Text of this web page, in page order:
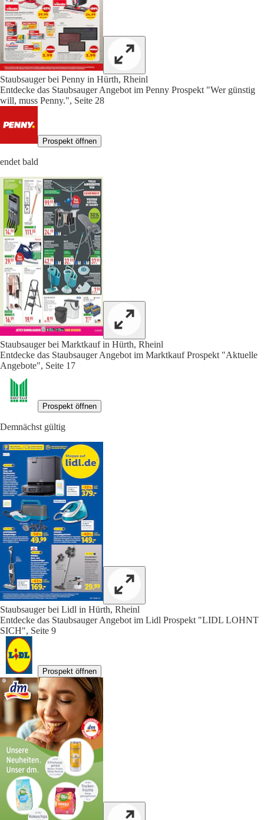
Staubsauger bei Penny in Hürth, Rheinl
Entdecke das Staubsauger Angebot im Penny Prospekt "Wer günstig
will, muss Penny.", Seite 28
Prospekt öffnen
endet bald
Staubsauger bei Marktkauf in Hürth, Rheinl
Entdecke das Staubsauger Angebot im Marktkauf Prospekt "Aktuelle
Angebote", Seite 17
Prospekt öffnen
Demnächst gültig
Staubsauger bei Lidl in Hürth, Rheinl
Entdecke das Staubsauger Angebot im Lidl Prospekt "LIDL LOHNT
SICH", Seite 9
Prospekt öffnen